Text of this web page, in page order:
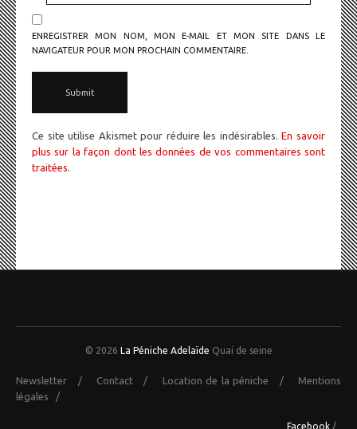
ENREGISTRER MON NOM, MON E-MAIL ET MON SITE DANS LE
NAVIGATEUR POUR MON PROCHAIN COMMENTAIRE.
Ce site utilise Akismet pour réduire les indésirables.En savoir
plus sur la façon dont les données de vos commentaires sont
traitées.
© 2026 La Péniche Adelaïde Quai de seine
Newsletter / Contact/ Location de la péniche /
Mentions
légales /
Facebook /